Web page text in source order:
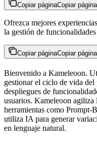
Copiar páginaCopiar página
Ofrezca mejores
la gestión de
Copiar páginaCopiar página
Bienvenido a Kameleoon.
gestionar el ciclo de vida
despliegues de
usuarios. Kameleoon
herramientas como Prompt-
utiliza IA para generar
en lenguaje natural.